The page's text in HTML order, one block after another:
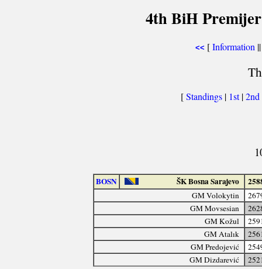
4th BiH
<< [Information
[Standings | 1st|2nd
BOSN ŠK Bosna Sarajevo
GM Volokytin
GM Movsesian
GM Kožul
GM Atalık
GM Predojević
GM Dizdarević